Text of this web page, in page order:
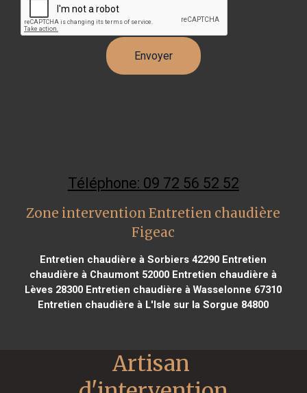
Téléphone: 09 72 56 52 52
Zone intervention Entretien chaudière
Figeac
Entretien chaudière à Sorbiers 42290 Entretien
chaudière à Chaumont 52000 Entretien chaudière à
Lèves 28300 Entretien chaudière à Wasselonne 67310
Entretien chaudière à L'Isle sur la Sorgue 84800
Artisan